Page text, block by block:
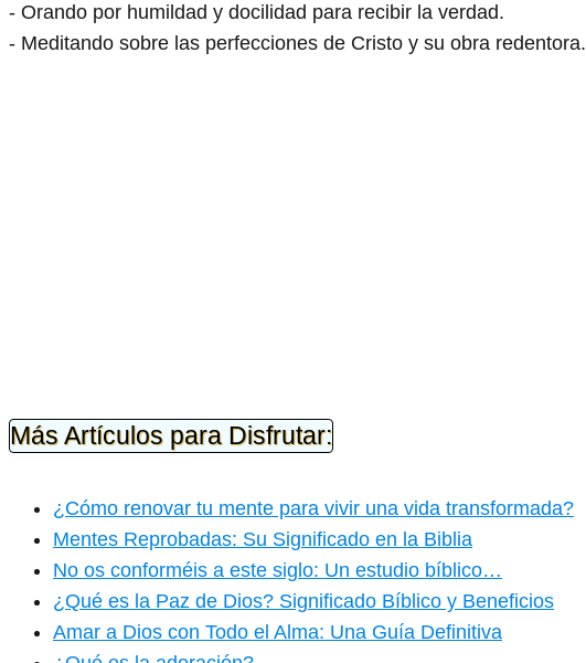
- Orando por humildad y docilidad para recibir la verdad.
- Meditando sobre las perfecciones de Cristo y su obra redentora.
Más Artículos para Disfrutar:
¿Cómo renovar tu mente para vivir una vida transformada?
Mentes Reprobadas: Su Significado en la Biblia
No os conforméis a este siglo: Un estudio bíblico…
¿Qué es la Paz de Dios? Significado Bíblico y Beneficios
Amar a Dios con Todo el Alma: Una Guía Definitiva